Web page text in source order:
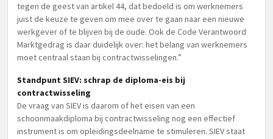
tegen de geest van artikel 44, dat bedoeld is om werknemers
juist de keuze te geven om mee over te gaan naar een nieuwe
werkgever of te blijven bij de oude. Ook de Code Verantwoord
Marktgedrag is daar duidelijk over: het belang van werknemers
moet centraal staan bij contractwisselingen.”
Standpunt SIEV: schrap de diploma-eis bij
contractwisseling
De vraag van SIEV is daarom of het eisen van een
schoonmaakdiploma bij contractwisseling nog een effectief
instrument is om opleidingsdeelname te stimuleren. SIEV staat